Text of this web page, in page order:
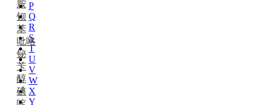
P
Q
R
S
T
U
V
W
X
Y
胺
钡
苯
吡咯
铋
苄
醇
碘